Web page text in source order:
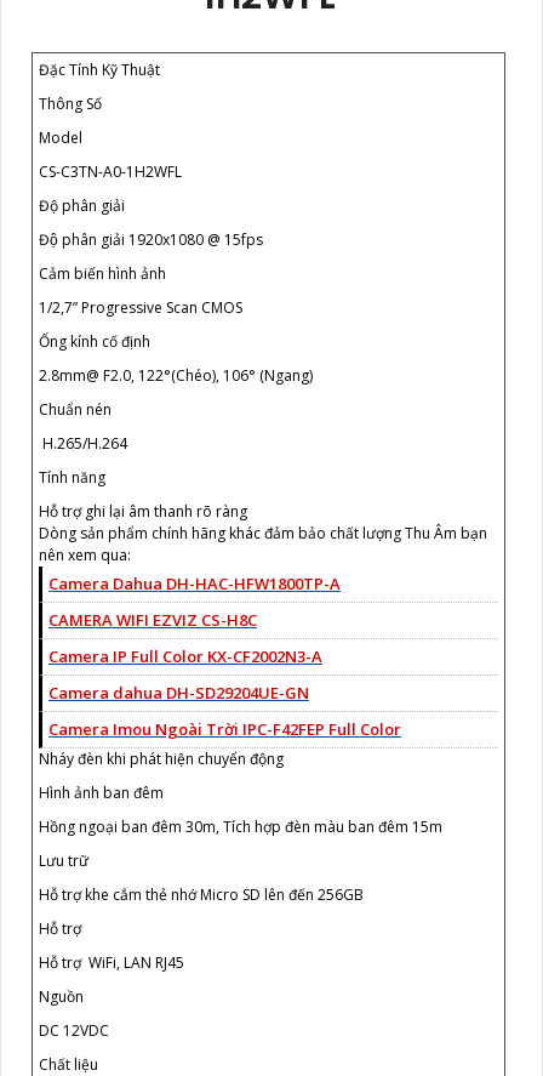
Đặc Tính Kỹ Thuật
Thông Số
Model
CS-C3TN-A0-1H2WFL
Độ phân giải
Độ phân giải 1920x1080 @ 15fps
Cảm biến hình ảnh
1/2,7” Progressive Scan CMOS
Ống kính cố định
2.8mm@ F2.0, 122°(Chéo), 106° (Ngang)
Chuẩn nén
H.265/H.264
Tính năng
Hỗ trợ ghi lại âm thanh rõ ràng
Dòng sản phẩm chính hãng khác đảm bảo chất lượng Thu Âm bạn
nên xem qua:
Camera Dahua DH-HAC-HFW1800TP-A
CAMERA WIFI EZVIZ CS-H8C
Camera IP Full Color KX-CF2002N3-A
Camera dahua DH-SD29204UE-GN
Camera Imou Ngoài Trời IPC-F42FEP Full Color
Nháy đèn khi phát hiện chuyển động
Hình ảnh ban đêm
Hồng ngoại ban đêm 30m, Tích hợp đèn màu ban đêm 15m
Lưu trữ
Hỗ trợ khe cắm thẻ nhớ Micro SD lên đến 256GB
Hỗ trợ
Hỗ trợ WiFi, LAN RJ45
Nguồn
DC 12VDC
Chất liệu